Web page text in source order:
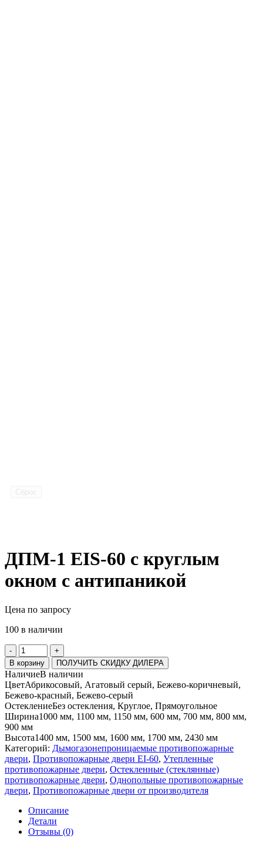
ДПМ-1 EIS-60 с круглым
окном с антипаникой
Цена по запросу
100 в наличии
-
Количество
товара
ДПМ-1
EIS-
60
с
круглым
окном
с
антипаникой
+
В корзину
ПОЛУЧИТЬ СКИДКУ ДИЛЕРА
НаличиеВ наличии
ЦветАбрикосовый, Агатовый серый, Бежево-коричневый,
Бежево-красный, Бежево-серый
ОстеклениеБез остекления, Круглое, Прямоугольное
Ширина1000 мм, 1100 мм, 1150 мм, 600 мм, 700 мм, 800 мм,
900 мм
Высота1400 мм, 1500 мм, 1600 мм, 1700 мм, 2430 мм
Категорий: Дымогазонепроницаемые противопожарные
двери, Противопожарные двери EI-60, Утепленные
противопожарные двери, Остекленные (стеклянные)
противопожарные двери, Однопольные противопожарные
двери, Противопожарные двери от производителя
Описание
Детали
Отзывы (0)